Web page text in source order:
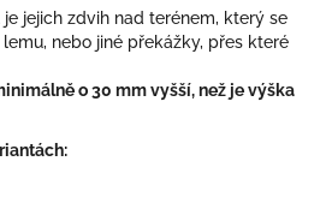
jejich zdvih nad terénem, který se
nebo jiné překážky, přes které
o 30 mm vyšší, než je výška